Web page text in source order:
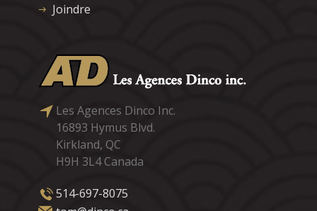
Joindre
Les Agences Dinco Inc.
16893 Hymus Blvd.
Kirkland, QC
H9H 3L4 Canada
514-697-8075